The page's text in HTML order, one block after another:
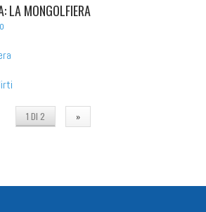
LA MONGOLFIERA
1 DI 2 »